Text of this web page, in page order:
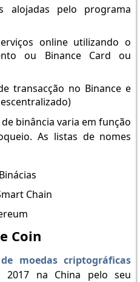
alojadas pelo programa
online utilizando o
ou Binance Card ou
transacção no Binance e
binância varia em função
As listas de nomes
Chain
Coin
moedas criptográficas
na China pelo seu